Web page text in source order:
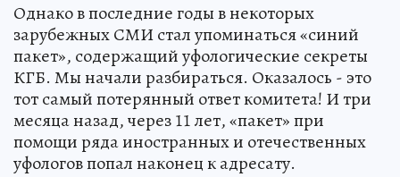
Однако в последние годы в некоторых
зарубежных СМИ стал упоминаться «синий
пакет», содержащий уфологические секреты
КГБ. Мы начали разбираться. Оказалось - это
тот самый потерянный ответ комитета! И три
месяца назад, через 11 лет, «пакет» при
помощи ряда иностранных и отечественных
уфологов попал наконец к адресату.